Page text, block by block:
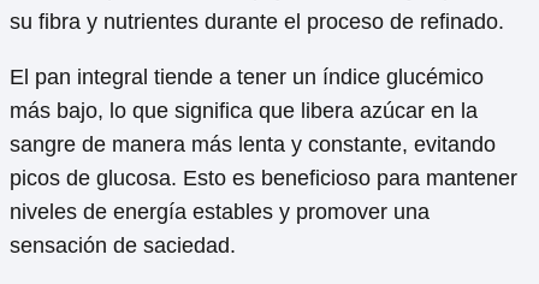
su fibra y nutrientes durante el proceso de refinado.
El pan integral tiende a tener un índice glucémico
más bajo, lo que significa que libera azúcar en la
sangre de manera más lenta y constante, evitando
picos de glucosa. Esto es beneficioso para mantener
niveles de energía estables y promover una
sensación de saciedad.